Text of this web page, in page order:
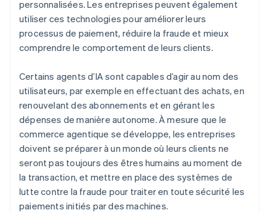
personnalisées. Les entreprises peuvent également
utiliser ces technologies pour améliorer leurs
processus de paiement, réduire la fraude et mieux
comprendre le comportement de leurs clients.
Certains agents d’IA sont capables d’agir au nom des
utilisateurs, par exemple en effectuant des achats, en
renouvelant des abonnements et en gérant les
dépenses de manière autonome. À mesure que le
commerce agentique se développe, les entreprises
doivent se préparer à un monde où leurs clients ne
seront pas toujours des êtres humains au moment de
la transaction, et mettre en place des systèmes de
lutte contre la fraude pour traiter en toute sécurité les
paiements initiés par des machines.